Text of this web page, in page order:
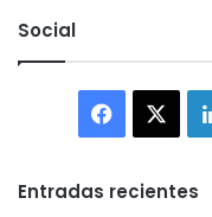
Social
Facebook
Entradas recientes